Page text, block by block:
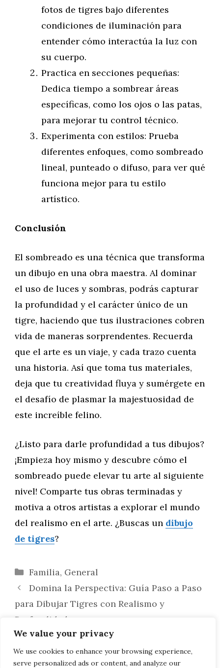
We value your privacy
We use cookies to enhance your browsing experience,
serve personalized ads or content, and analyze our
fotos de tigres bajo diferentes
condiciones de iluminación para
entender cómo interactúa la luz con
su cuerpo.
Practica en secciones pequeñas:
Dedica tiempo a sombrear áreas
específicas, como los ojos o las patas,
para mejorar tu control técnico.
Experimenta con estilos: Prueba
diferentes enfoques, como sombreado
lineal, punteado o difuso, para ver qué
funciona mejor para tu estilo
artístico.
Conclusión
El sombreado es una técnica que transforma
un dibujo en una obra maestra. Al dominar
el uso de luces y sombras, podrás capturar
la profundidad y el carácter único de un
tigre, haciendo que tus ilustraciones cobren
vida de maneras sorprendentes. Recuerda
que el arte es un viaje, y cada trazo cuenta
una historia. Así que toma tus materiales,
deja que tu creatividad fluya y sumérgete en
el desafío de plasmar la majestuosidad de
este increíble felino.
¿Listo para darle profundidad a tus dibujos?
¡Empieza hoy mismo y descubre cómo el
sombreado puede elevar tu arte al siguiente
nivel! Comparte tus obras terminadas y
motiva a otros artistas a explorar el mundo
del realismo en el arte. ¿Buscas un dibujo
de tigres?
Categorías
Familia, General
Domina la Perspectiva: Guía Paso a Paso
para Dibujar Tigres con Realismo y
Profundidad
Domina el Arte del Movimiento: Cómo
Dibujar Tigres en Poses Dinámicas –